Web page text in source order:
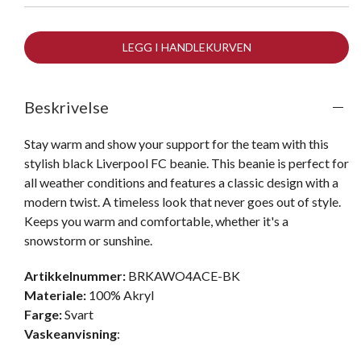
LEGG I HANDLEKURVEN
Beskrivelse
Stay warm and show your support for the team with this
stylish black Liverpool FC beanie. This beanie is perfect for
all weather conditions and features a classic design with a
modern twist. A timeless look that never goes out of style.
Keeps you warm and comfortable, whether it's a
snowstorm or sunshine.
Artikkelnummer: BRKAWO4ACE-BK
Materiale: 100% Akryl
Farge:Svart
Vaskeanvisning: